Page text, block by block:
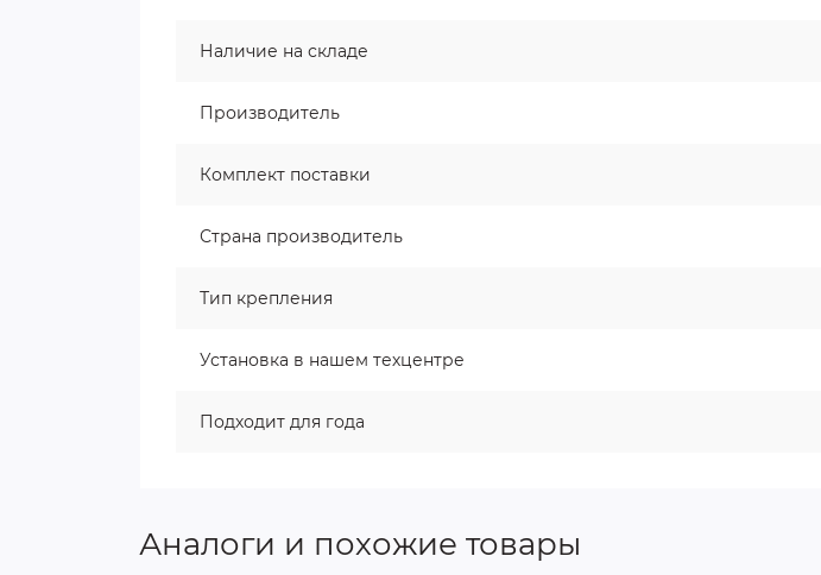
Наличие на складе
Производитель
Комплект поставки
Страна производитель
Тип крепления
Установка в нашем техцентре
Подходит для года
Аналоги и похожие товары